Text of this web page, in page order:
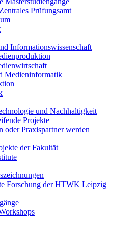
Prüfungsamt
Informationswissenschaft
Medieninformatik
und Nachhaltigkeit
Projekte
oder Praxispartner werden
der Fakultät
Forschung der HTWK Leipzig